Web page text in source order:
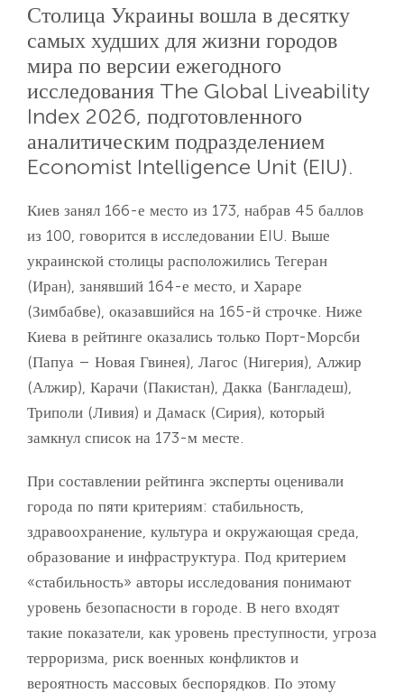
Столица Украины вошла в десятку
самых худших для жизни городов
мира по версии ежегодного
исследования The Global Liveability
Index 2026, подготовленного
аналитическим подразделением
Economist Intelligence Unit (EIU).
Киев занял 166-е место из 173, набрав 45 баллов
из 100, говорится в исследовании EIU. Выше
украинской столицы расположились Тегеран
(Иран), занявший 164-е место, и Хараре
(Зимбабве), оказавшийся на 165-й строчке. Ниже
Киева в рейтинге оказались только Порт-Морсби
(Папуа – Новая Гвинея), Лагос (Нигерия), Алжир
(Алжир), Карачи (Пакистан), Дакка (Бангладеш),
Триполи (Ливия) и Дамаск (Сирия), который
замкнул список на 173-м месте.
При составлении рейтинга эксперты оценивали
города по пяти критериям: стабильность,
здравоохранение, культура и окружающая среда,
образование и инфраструктура. Под критерием
«стабильность» авторы исследования понимают
уровень безопасности в городе. В него входят
такие показатели, как уровень преступности, угроза
терроризма, риск военных конфликтов и
вероятность массовых беспорядков. По этому